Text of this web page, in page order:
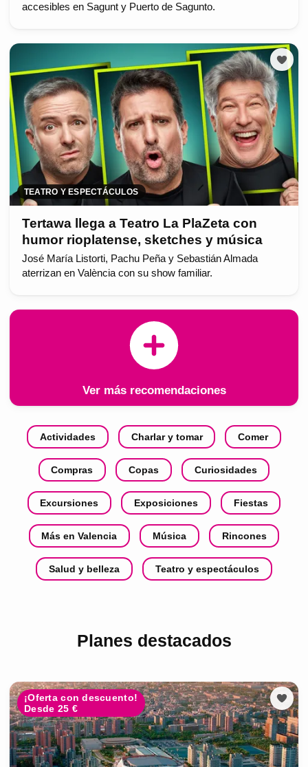
accesibles en Sagunt y Puerto de Sagunto.
TEATRO Y ESPECTÁCULOS
Tertawa llega a Teatro La PlaZeta con
humor rioplatense, sketches y música
José María Listorti, Pachu Peña y Sebastián Almada
aterrizan en València con su show familiar.
Ver más recomendaciones
Actividades Charlar y tomar Comer
Compras Copas Curiosidades
Excursiones Exposiciones Fiestas
Más en Valencia Música Rincones
Salud y belleza Teatro y espectáculos
Planes destacados
¡Oferta con descuento!
Desde 25 €